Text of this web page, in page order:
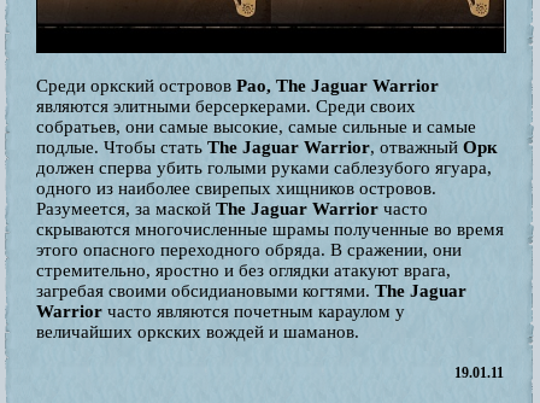
Среди оркский островов Pao, The Jaguar Warrior
являются элитными берсеркерами. Среди своих
собратьев, они самые высокие, самые сильные и самые
подлые. Чтобы стать The Jaguar Warrior, отважный Орк
должен сперва убить голыми руками саблезубого ягуара,
одного из наиболее свирепых хищников островов.
Разумеется, за маской The Jaguar Warrior часто
скрываются многочисленные шрамы полученные во время
этого опасного переходного обряда. В сражении, они
стремительно, яростно и без оглядки атакуют врага,
загребая своими обсидиановыми когтями. The Jaguar
Warrior часто являются почетным караулом у
величайших оркских вождей и шаманов.
19.01.11